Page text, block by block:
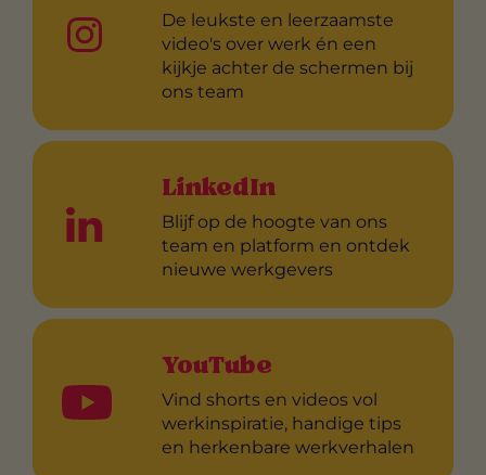
De leukste en leerzaamste
video's over werk én een
kijkje achter de schermen bij
ons team
LinkedIn
Blijf op de hoogte van ons
team en platform en ontdek
nieuwe werkgevers
YouTube
Vind shorts en videos vol
werkinspiratie, handige tips
en herkenbare werkverhalen